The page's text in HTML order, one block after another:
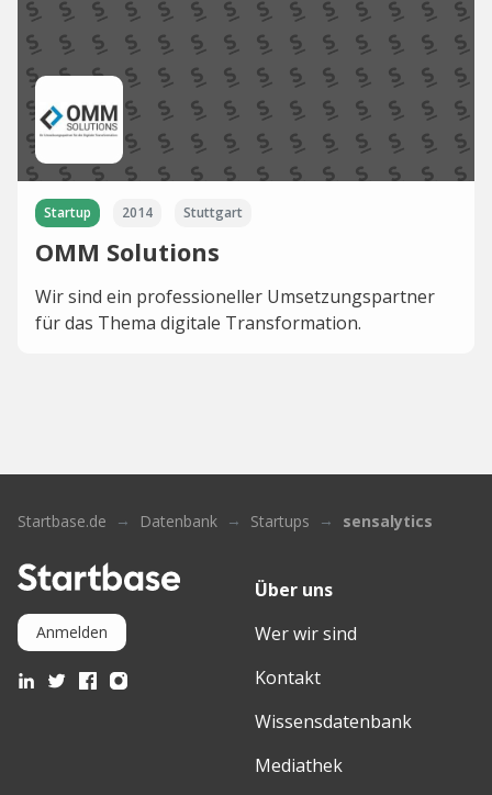
Startup 2014 Stuttgart
OMM Solutions
Wir sind ein professioneller Umsetzungspartner
für das Thema digitale Transformation.
Startbase.de Datenbank Startups sensalytics
Anmelden
Über uns
Wer wir sind
Kontakt
Wissensdatenbank
Mediathek